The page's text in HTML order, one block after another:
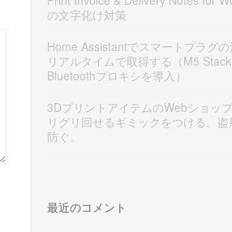
の文字化け対策
Home Assistantでスマートプラグ
リアルタイムで取得する（M5
Bluetoothプロキシを導入）
3DプリントアイテムのWebショッ
リグリ回せるギミックをつける。
防ぐ。
最近のコメント